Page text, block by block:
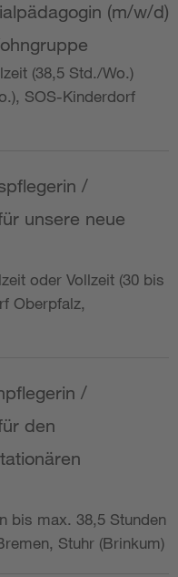
(m/w/d)
(38,5 Std./Wo.)
SOS-Kinderdorf
/
unsere neue
oder Vollzeit (30 bis
Oberpfalz,
/
den
bis max. 38,5 Stunden
Stuhr (Brinkum)